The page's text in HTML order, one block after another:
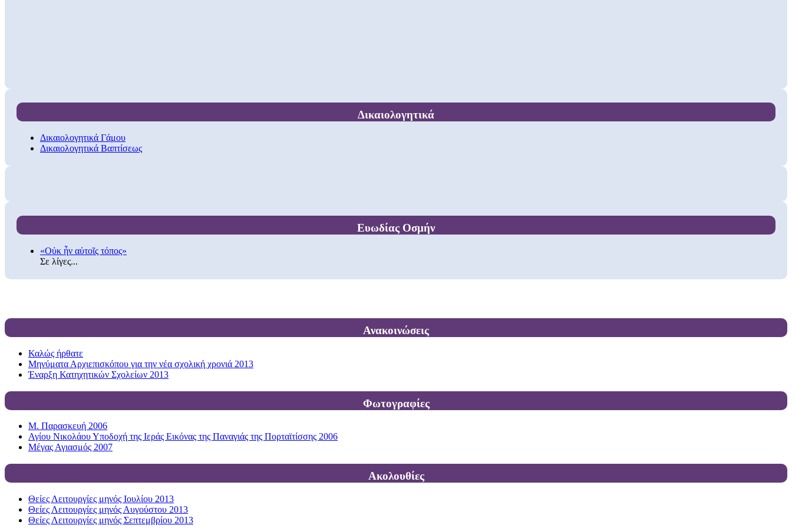
Δικαιολογητικά
Δικαιολογητικά Γάμου
Δικαιολογητικά Βαπτίσεως
Ευωδίας Οσμήν
«Οὐκ ἦν αὐτοῖς τόπος»
Σε λίγες...
Ανακοινώσεις
Καλώς ήρθατε
Μηνύματα Αρχιεπισκόπου για την νέα σχολική χρονιά 2013
Έναρξη Κατηχητικών Σχολείων 2013
Φωτογραφίες
Μ. Παρασκευή 2006
Αγίου Νικολάου Υποδοχή της Ιεράς Εικόνας της Παναγιάς της Πορταϊτίσσης 2006
Μέγας Αγιασμός 2007
Ακολουθίες
Θείες Λειτουργίες μηνός Ιουλίου 2013
Θείες Λειτουργίες μηνός Αυγούστου 2013
Θείες Λειτουργίες μηνός Σεπτεμβρίου 2013